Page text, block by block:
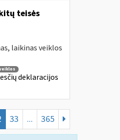
teisės
laikinas veiklos
deklaracijos
33 ... 365